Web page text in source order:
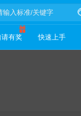
请有奖 快速上手